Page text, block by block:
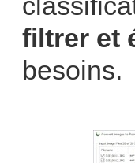
filtrer et
besoins.